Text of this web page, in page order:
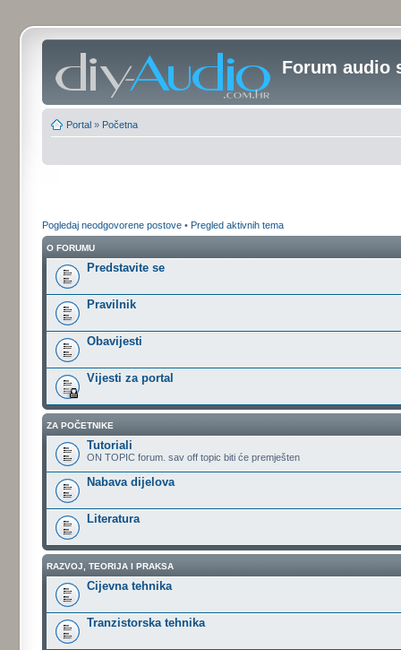
Forum audio
Portal » Početna
Pogledaj neodgovorene postove • Pregled aktivnih tema
O FORUMU
Predstavite se
Pravilnik
Obavijesti
Vijesti za portal
ZA POČETNIKE
Tutoriali
ON TOPIC forum. sav off topic biti će premješten
Nabava dijelova
Literatura
RAZVOJ, TEORIJA I PRAKSA
Cijevna tehnika
Tranzistorska tehnika